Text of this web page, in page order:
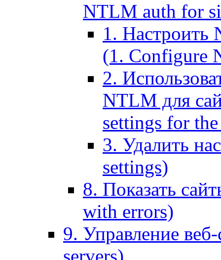
NTLM auth for
1. Настроить
(1. Configure
2.
NTLM для
settings for
3. Удалить
settings)
8. Показать
with errors)
9. Управление